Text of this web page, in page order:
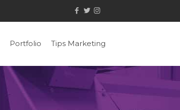
Portfolio Tips Marketing